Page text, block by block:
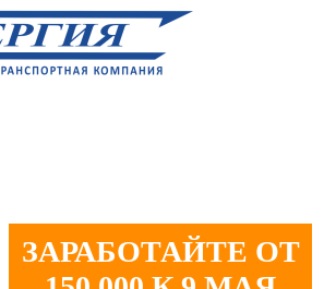
ЗАРАБОТАЙТЕ ОТ